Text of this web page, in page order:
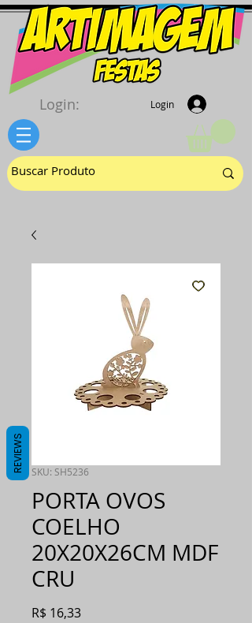
Login
Login:
SKU: SH5236
PORTA OVOS
COELHO
20X20X26CM MDF
CRU
R$ 16,33Preço
REVIEWS